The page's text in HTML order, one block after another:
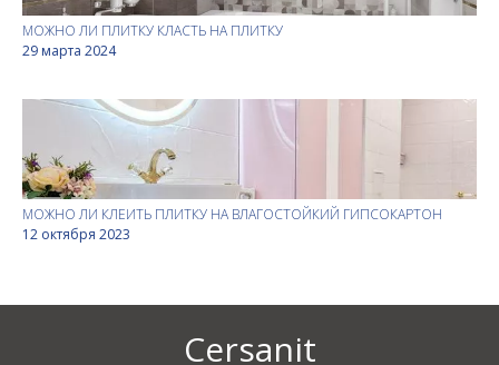
МОЖНО ЛИ ПЛИТКУ КЛАСТЬ НА ПЛИТКУ
29 марта 2024
МОЖНО ЛИ КЛЕИТЬ ПЛИТКУ НА ВЛАГОСТОЙКИЙ ГИПСОКАРТОН
12 октября 2023
Cersanit